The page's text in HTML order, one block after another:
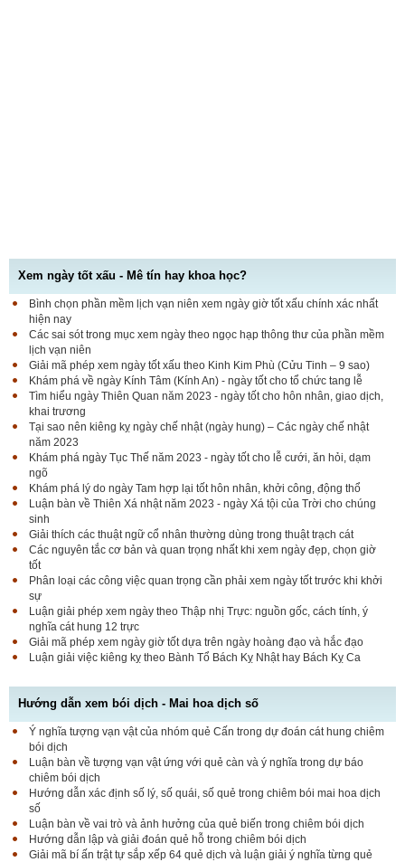
Xem ngày tốt xấu - Mê tín hay khoa học?
Bình chọn phần mềm lịch vạn niên xem ngày giờ tốt xấu chính xác nhất
hiện nay
Các sai sót trong mục xem ngày theo ngọc hạp thông thư của phần mềm
lịch vạn niên
Giải mã phép xem ngày tốt xấu theo Kinh Kim Phù (Cửu Tinh – 9 sao)
Khám phá về ngày Kính Tâm (Kính An) - ngày tốt cho tổ chức tang lễ
Tìm hiểu ngày Thiên Quan năm 2023 - ngày tốt cho hôn nhân, giao dịch,
khai trương
Tại sao nên kiêng kỵ ngày chế nhật (ngày hung) – Các ngày chế nhật
năm 2023
Khám phá ngày Tục Thế năm 2023 - ngày tốt cho lễ cưới, ăn hỏi, dạm
ngõ
Khám phá lý do ngày Tam hợp lại tốt hôn nhân, khởi công, động thổ
Luận bàn về Thiên Xá nhật năm 2023 - ngày Xá tội của Trời cho chúng
sinh
Giải thích các thuật ngữ cổ nhân thường dùng trong thuật trạch cát
Các nguyên tắc cơ bản và quan trọng nhất khi xem ngày đẹp, chọn giờ
tốt
Phân loại các công việc quan trọng cần phải xem ngày tốt trước khi khởi
sự
Luận giải phép xem ngày theo Thập nhị Trực: nguồn gốc, cách tính, ý
nghĩa cát hung 12 trực
Giải mã phép xem ngày giờ tốt dựa trên ngày hoàng đạo và hắc đạo
Luận giải việc kiêng kỵ theo Bành Tổ Bách Kỵ Nhật hay Bách Kỵ Ca
Hướng dẫn xem bói dịch - Mai hoa dịch số
Ý nghĩa tượng vạn vật của nhóm quẻ Cấn trong dự đoán cát hung chiêm
bói dịch
Luận bàn về tượng vạn vật ứng với quẻ càn và ý nghĩa trong dự báo
chiêm bói dịch
Hướng dẫn xác định số lý, số quái, số quẻ trong chiêm bói mai hoa dịch
số
Luận bàn về vai trò và ảnh hưởng của quẻ biến trong chiêm bói dịch
Hướng dẫn lập và giải đoán quẻ hỗ trong chiêm bói dịch
Giải mã bí ấn trật tự sắp xếp 64 quẻ dịch và luận giải ý nghĩa từng quẻ